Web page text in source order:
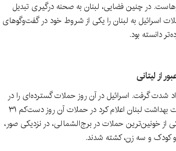
در چنین فضایی، لبنان به صحنه درگیری تبدیل
اسرائیل به لبنان را یکی از شروط خود در گفت‌وگوهای
دانسته بود.
از لیتانی
حملات از سه‌شنبه ۵ خرداد شدت گرفت. اسرائیل در آن روز حملات گسترده‌ای را در
جنوب و شرق لبنان انجام داد. وزارت بهداشت لبنان اعلام کرد در حملات آن روز دست‌کم ۳۱
شدند. یکی از خونین‌ترین حملات در برج‌الشمالی، در نزدیکی صور،